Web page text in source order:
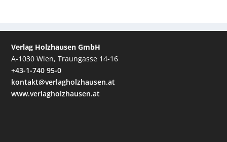
Verlag Holzhausen GmbH
A-1030 Wien, Traungasse 14-16
+43-1-740 95-0
kontakt@verlagholzhausen.at
www.verlagholzhausen.at